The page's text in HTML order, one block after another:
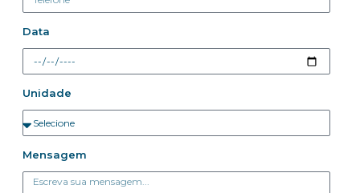
Data
Unidade
Mensagem